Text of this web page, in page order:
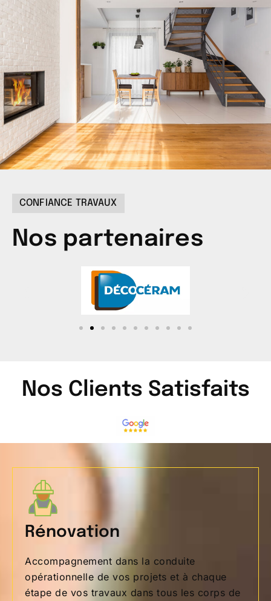
CONFIANCE TRAVAUX
Nos partenaires
Nos Clients Satisfaits
Rénovation
Accompagnement dans la conduite
opérationnelle de vos projets et à chaque
étape de vos travaux dans tous les corps de